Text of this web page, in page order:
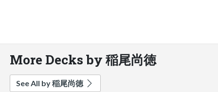
More Decks by 稲尾尚徳
See All by 稲尾尚徳